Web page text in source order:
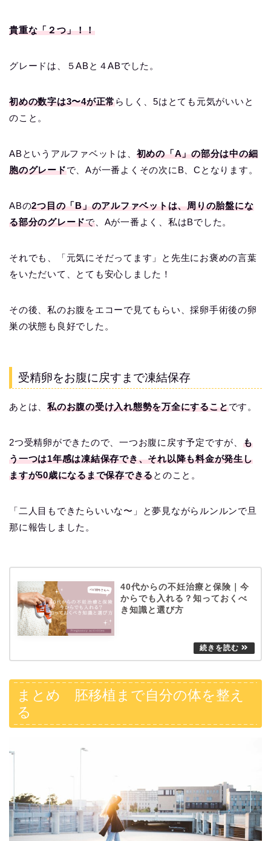
貴重な「２つ」！！
グレードは、５ABと４ABでした。
初めの数字は3〜4が正常らしく、5はとても元気がいいと
のこと。
ABというアルファベットは、 初めの「A」の部分は中の細
胞のグレードで、Aが一番よくその次にB、Cとなります。
ABの2つ目の「B」のアルファベットは、周りの胎盤にな
る部分のグレードで、Aが一番よく、私はBでした。
それでも、「元気にそだってます」と先生にお褒めの言葉
をいただいて、とても安心しました！
その後、私のお腹をエコーで見てもらい、採卵手術後の卵
巣の状態も良好でした。
受精卵をお腹に戻すまで凍結保存
あとは、私のお腹の受け入れ態勢を万全にすることです。
2つ受精卵ができたので、一つお腹に戻す予定ですが、 も
う一つは1年感は凍結保存でき、それ以降も料金が発生し
ますが50歳になるまで保存できるとのこと。
「二人目もできたらいいな〜」と夢見ながらルンルンで旦
那に報告しました。
40代からの不妊治療と保険｜今
からでも入れる？知っておくべ
き知識と選び方
まとめ 胚移植まで自分の体を整え
る